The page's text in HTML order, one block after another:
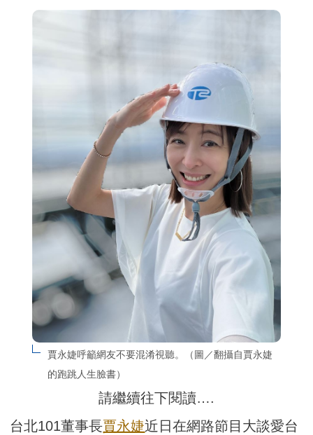
賈永婕呼籲網友不要混淆視聽。（圖／翻攝自賈永婕
的跑跳人生臉書）
請繼續往下閱讀….
台北101董事長賈永婕近日在網路節目大談愛台